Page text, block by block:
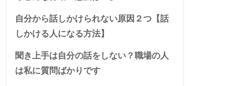
自分から話しかけられない原因２つ【話
しかける人になる方法】
聞き上手は自分の話をしない？職場の人
は私に質問ばかりです